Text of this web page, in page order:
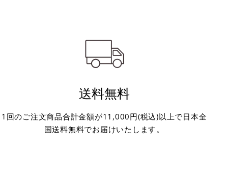
送料無料
1回のご注文商品合計金額が11,000円(税込)以上で日本全
国送料無料でお届けいたします。